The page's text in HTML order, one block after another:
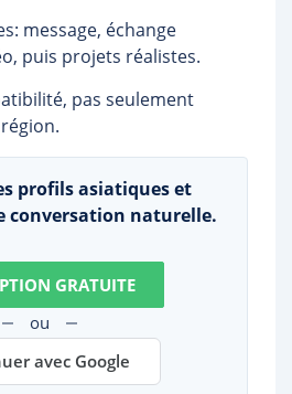
message, échange
puis projets réalistes.
pas seulement
profils asiatiques et
conversation naturelle.
GRATUITE
ou
avec Google